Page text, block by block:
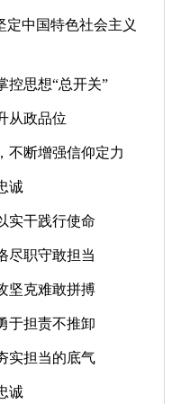
中国特色社会主义
思想“总开关”
政品位
断增强信仰定力
诚
干践行使命
职守敢担当
克难敢拼搏
担责不推卸
担当的底气
诚